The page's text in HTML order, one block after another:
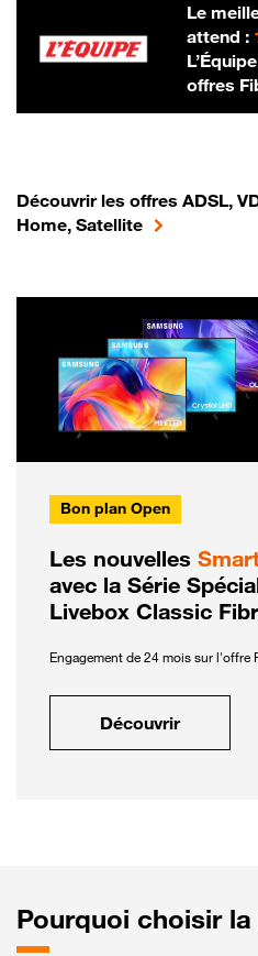
Le
attend :
offres
Découvrir les offres ADSL,
Home, Satellite
Bon plan Open
Les nouvelles
avec la Série
Livebox Classic
Engagement de 24 mois sur l'offre
Découvrir
Pourquoi choisir